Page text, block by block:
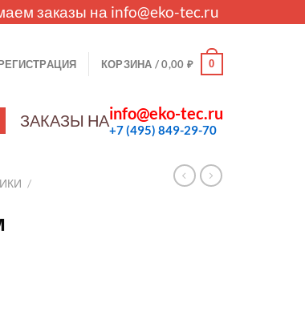
заказы на info@eko-tec.ru
КОРЗИНА /0,00 ₽ 0
ЗАКАЗЫ НАinfo@eko-tec.ru
+7 (495) 849-29-70
/